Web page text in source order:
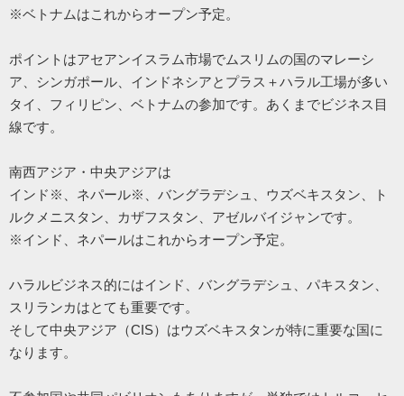
※ベトナムはこれからオープン予定。
ポイントはアセアンイスラム市場でムスリムの国のマレーシ
ア、シンガポール、インドネシアとプラス＋ハラル工場が多い
タイ、フィリピン、 ベトナムの参加です。あくまでビジネス目
線です。
南西アジア・中央アジアは
インド※、ネパール※、バングラデシュ、ウズベキスタン、ト
ルクメニスタン、カザフスタン、 アゼルバイジャンです。
※インド、ネパールはこれからオープン予定。
ハラルビジネス的にはインド、バングラデシュ、パキスタン、
スリランカはとても重要です。
そして中央アジア（CIS） はウズベキスタンが特に重要な国に
なります。